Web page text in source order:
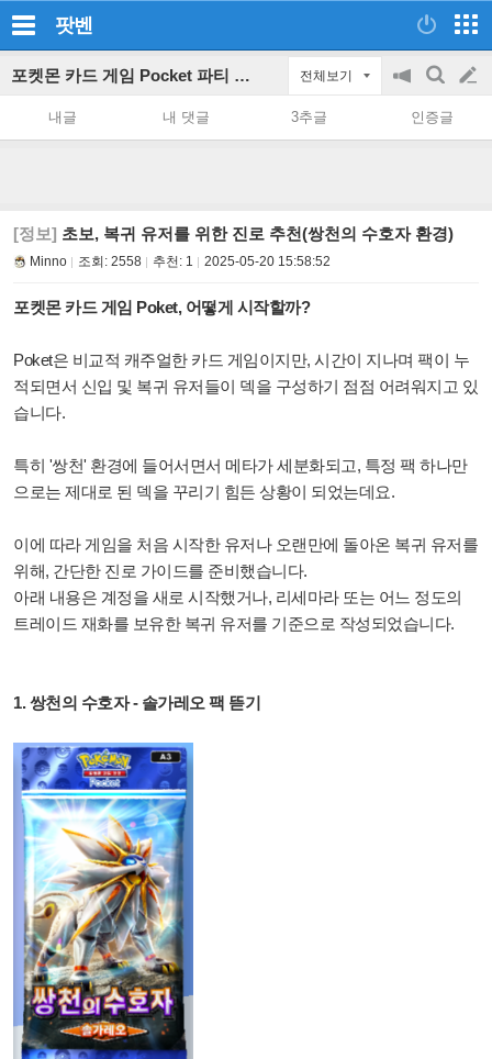
팟벤
포켓몬 카드 게임 Pocket 파티 인벤 전체보기
공
on/off
검
색
글
쓰
내글 내 댓글 3추글 인증글
[정보] 초보, 복귀 유저를 위한 진로 추천(쌍천의 수호자 환경)
Minno 조회: 2558 추천: 1 2025-05-20 15:58:52
포켓몬 카드 게임 Poket, 어떻게 시작할까?
Poket은 비교적 캐주얼한 카드 게임이지만, 시간이 지나며 팩이 누
적되면서 신입 및 복귀 유저들이 덱을 구성하기 점점 어려워지고 있
습니다.
특히 '쌍천' 환경에 들어서면서 메타가 세분화되고, 특정 팩 하나만
으로는 제대로 된 덱을 꾸리기 힘든 상황이 되었는데요.
이에 따라 게임을 처음 시작한 유저나 오랜만에 돌아온 복귀 유저를
위해, 간단한 진로 가이드를 준비했습니다.
아래 내용은 계정을 새로 시작했거나, 리세마라 또는 어느 정도의
트레이드 재화를 보유한 복귀 유저를 기준으로 작성되었습니다.
1. 쌍천의 수호자 - 솔가레오 팩 뜯기